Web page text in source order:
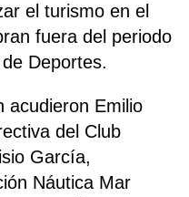
el turismo en el
fuera del periodo
Deportes.
acudieron Emilio
del Club
García,
Náutica Mar